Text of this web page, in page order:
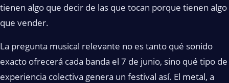
tienen algo que decir de las que tocan porque tienen algo
que vender.
La pregunta musical relevante no es tanto qué sonido
exacto ofrecerá cada banda el 7 de junio, sino qué tipo de
experiencia colectiva genera un festival así. El metal, a